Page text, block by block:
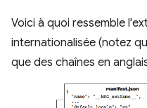
Voici à quoi ressemble
internationalisée (notez
que des chaînes en